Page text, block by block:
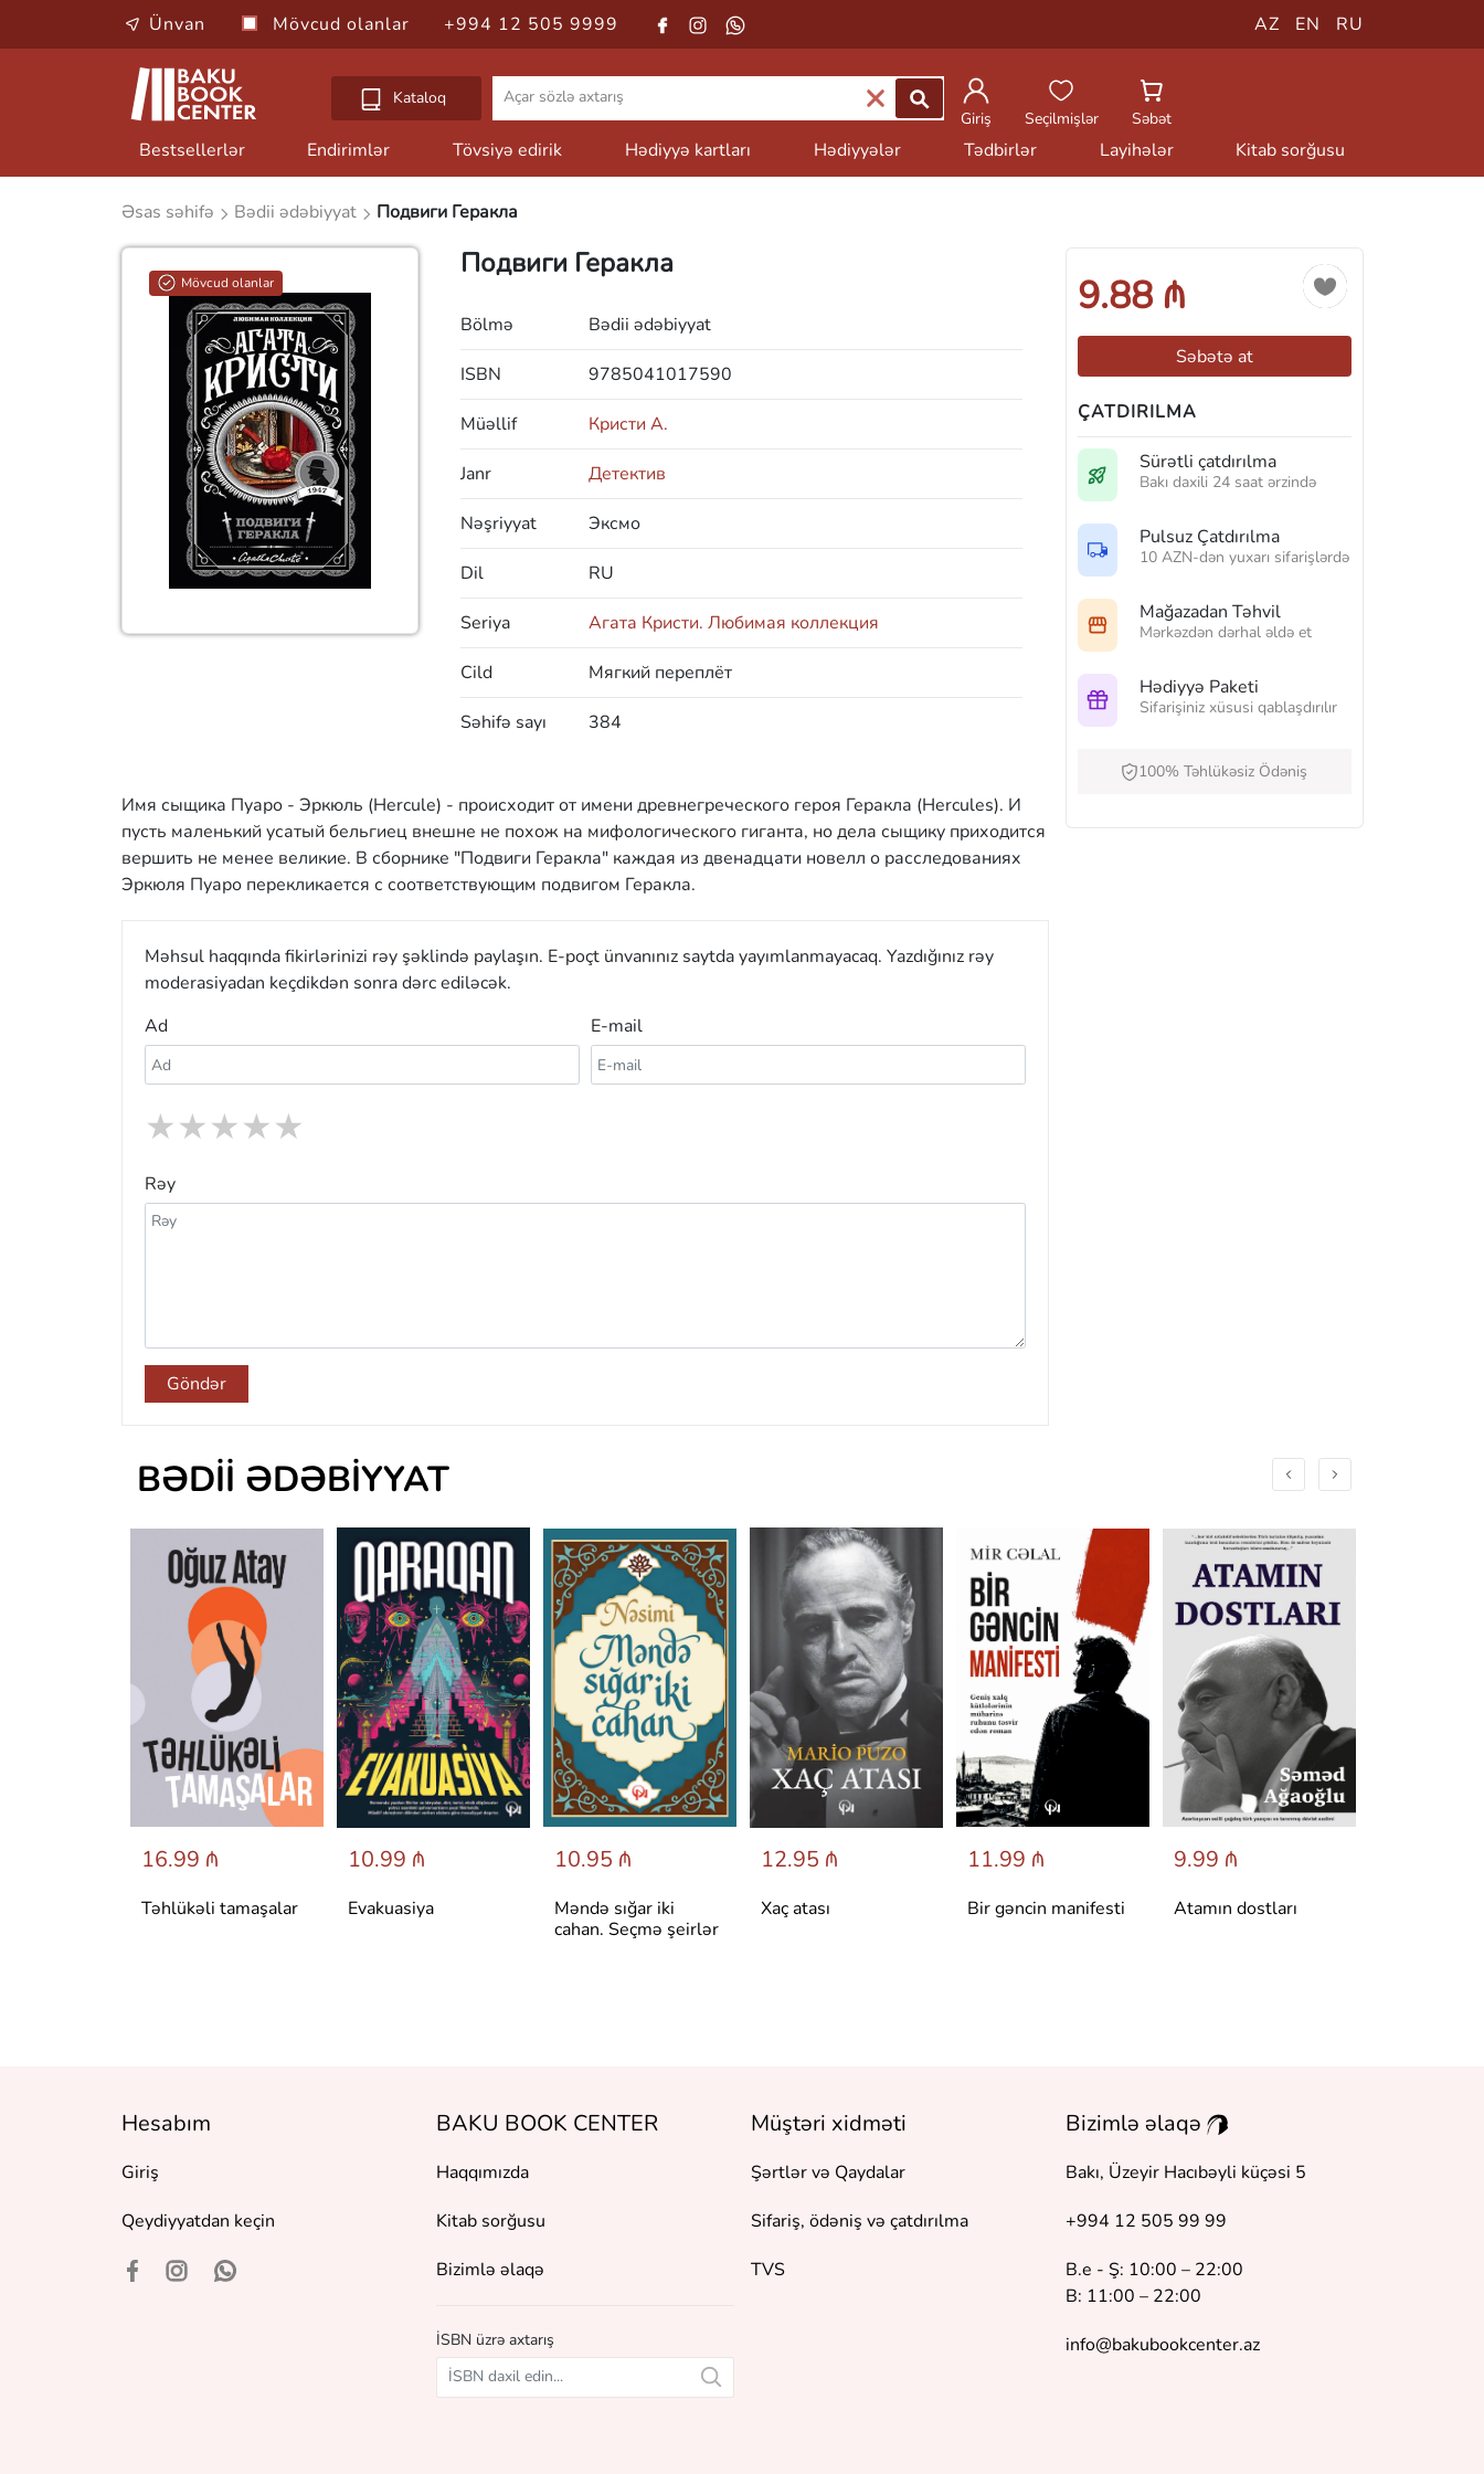
Ünvan Mövcud olanlar +994 12 505 9999 AZ EN RU
Kataloq
Giriş
Seçilmişlər Səbət
Bestsellerlər Endirimlər Tövsiyə edirik Hədiyyə kartları Hədiyyələr Tədbirlər Layihələr Kitab sorğusu
Əsas səhifə Bədii ədəbiyyat Подвиги Геракла
Mövcud olanlar
Подвиги Геракла
Bölmə Bədii ədəbiyyat
ISBN 9785041017590
Müəllif Кристи А.
Janr Детектив
Nəşriyyat Эксмо
Dil RU
Seriya Агата Кристи. Любимая коллекция
Cild Мягкий переплёт
Səhifə sayı 384
Имя сыщика Пуаро - Эркюль (Hercule) - происходит от имени древнегреческого героя Геракла (Hercules). И
пусть маленький усатый бельгиец внешне не похож на мифологического гиганта, но дела сыщику приходится
вершить не менее великие. В сборнике "Подвиги Геракла" каждая из двенадцати новелл о расследованиях
Эркюля Пуаро перекликается с соответствующим подвигом Геракла.
Məhsul haqqında fikirlərinizi rəy şəklində paylaşın. E-poçt ünvanınız saytda yayımlanmayacaq. Yazdığınız rəy
moderasiyadan keçdikdən sonra dərc ediləcək.
Ad
E-mail
★
★
★
★
★
Rəy
Göndər
9.88 ₼
Səbətə at
ÇATDIRILMA
Sürətli çatdırılma
Bakı daxili 24 saat ərzində
Pulsuz Çatdırılma
10 AZN-dən yuxarı sifarişlərdə
Mağazadan Təhvil
Mərkəzdən dərhal əldə et
Hədiyyə Paketi
Sifarişiniz xüsusi qablaşdırılır
100% Təhlükəsiz Ödəniş
BƏDII ƏDƏBIYYAT
16.99 ₼
Təhlükəli tamaşalar
10.99 ₼
Evakuasiya
10.95 ₼
Məndə sığar iki
cahan. Seçmə şeirlər
12.95 ₼
Xaç atası
11.99 ₼
Bir gəncin manifesti
9.99 ₼
Atamın dostları
Hesabım
Giriş
Qeydiyyatdan keçin
BAKU BOOK CENTER
Haqqımızda
Kitab sorğusu
Bizimlə əlaqə
İSBN üzrə axtarış
Müştəri xidməti
Şərtlər və Qaydalar
Sifariş, ödəniş və çatdırılma
TVS
Bizimlə əlaqə
Bakı, Üzeyir Hacıbəyli küçəsi 5
+994 12 505 99 99
B.e - Ş: 10:00 – 22:00
B: 11:00 – 22:00
info@bakubookcenter.az